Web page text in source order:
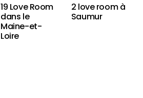
19 Love Room
dans le
Maine-et-
Loire
2 love room à
Saumur